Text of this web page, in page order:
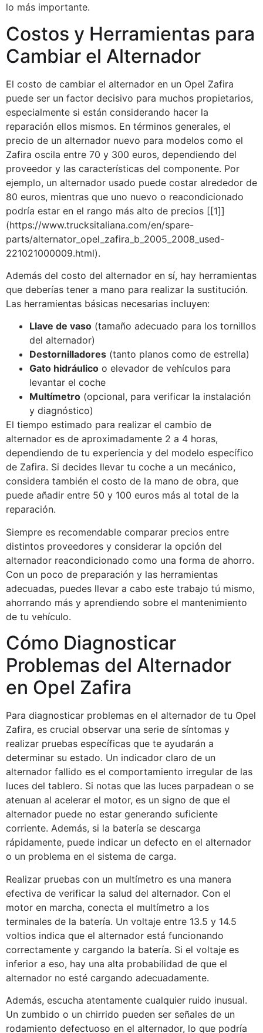
lo más importante.
Costos y Herramientas para
Cambiar el Alternador
El costo de cambiar el alternador en un Opel Zafira
puede ser un factor decisivo para muchos propietarios,
especialmente si están considerando hacer la
reparación ellos mismos. En términos generales, el
precio de un alternador nuevo para modelos como el
Zafira oscila entre 70 y 300 euros, dependiendo del
proveedor y las características del componente. Por
ejemplo, un alternador usado puede costar alrededor de
80 euros, mientras que uno nuevo o reacondicionado
podría estar en el rango más alto de precios [[1]]
(https://www.trucksitaliana.com/en/spare-
parts/alternator_opel_zafira_b_2005_2008_used-
221021000009.html).
Además del costo del alternador en sí, hay herramientas
que deberías tener a mano para realizar la sustitución.
Las herramientas básicas necesarias incluyen:
Llave de vaso (tamaño adecuado para los tornillos
del alternador)
Destornilladores (tanto planos como de estrella)
Gato hidráulico o elevador de vehículos para
levantar el coche
Multímetro (opcional, para verificar la instalación
y diagnóstico)
El tiempo estimado para realizar el cambio de
alternador es de aproximadamente 2 a 4 horas,
dependiendo de tu experiencia y del modelo específico
de Zafira. Si decides llevar tu coche a un mecánico,
considera también el costo de la mano de obra, que
puede añadir entre 50 y 100 euros más al total de la
reparación.
Siempre es recomendable comparar precios entre
distintos proveedores y considerar la opción del
alternador reacondicionado como una forma de ahorro.
Con un poco de preparación y las herramientas
adecuadas, puedes llevar a cabo este trabajo tú mismo,
ahorrando más y aprendiendo sobre el mantenimiento
de tu vehículo.
Cómo Diagnosticar
Problemas del Alternador
en Opel Zafira
Para diagnosticar problemas en el alternador de tu Opel
Zafira, es crucial observar una serie de síntomas y
realizar pruebas específicas que te ayudarán a
determinar su estado. Un indicador claro de un
alternador fallido es el comportamiento irregular de las
luces del tablero. Si notas que las luces parpadean o se
atenuan al acelerar el motor, es un signo de que el
alternador puede no estar generando suficiente
corriente. Además, si la batería se descarga
rápidamente, puede indicar un defecto en el alternador
o un problema en el sistema de carga.
Realizar pruebas con un multímetro es una manera
efectiva de verificar la salud del alternador. Con el
motor en marcha, conecta el multímetro a los
terminales de la batería. Un voltaje entre 13.5 y 14.5
voltios indica que el alternador está funcionando
correctamente y cargando la batería. Si el voltaje es
inferior a eso, hay una alta probabilidad de que el
alternador no esté cargando adecuadamente.
Además, escucha atentamente cualquier ruido inusual.
Un zumbido o un chirrido pueden ser señales de un
rodamiento defectuoso en el alternador, lo que podría